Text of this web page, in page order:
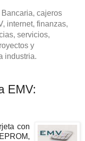
cajeros
internet, finanzas,
servicios,
y
industria.
EMV:
con